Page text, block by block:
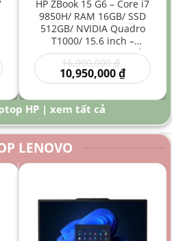
₫.
₫.
HP ZBook 15 G6 – Core i7
9850H/ RAM 16GB/ SSD
512GB/ NVIDIA Quadro
T1000/ 15.6 inch –
Laptop Workstation Đồ
Họa Kỹ Thuật Hiệu Năng
Cao
16,000,000₫
gốc
là:
10,950,000₫Giá
hiện
là:
HP | xem tất cả
LENOVO